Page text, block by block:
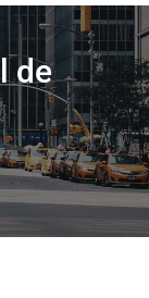
de